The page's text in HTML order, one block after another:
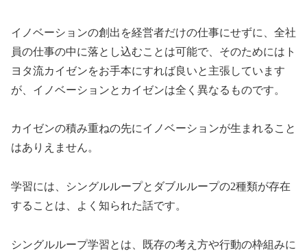
イノベーションの創出を経営者だけの仕事にせずに、全社
員の仕事の中に落とし込むことは可能で、そのためにはト
ヨタ流カイゼンをお手本にすれば良いと主張しています
が、イノベーションとカイゼンは全く異なるものです。
カイゼンの積み重ねの先にイノベーションが生まれること
はありえません。
学習には、シングルループとダブルループの2種類が存在
することは、よく知られた話です。
シングルループ学習とは、既存の考え方や行動の枠組みに